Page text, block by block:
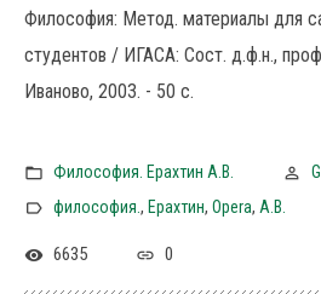
Философия: Метод. материалы для
студентов / ИГАСА: Сост. д.ф.н.,
Иваново, 2003. - 50 с.
Философия. Ерахтин А.В.
философия. , Ерахтин, Opera, А.В.
6635 0